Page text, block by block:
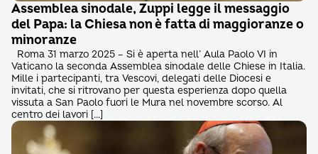
Assemblea sinodale, Zuppi legge il messaggio
del Papa: la Chiesa non è fatta di maggioranze o
minoranze
Roma 31 marzo 2025 – Si è aperta nell’ Aula Paolo VI in
Vaticano la seconda Assemblea sinodale delle Chiese in Italia.
Mille i partecipanti, tra Vescovi, delegati delle Diocesi e
invitati, che si ritrovano per questa esperienza dopo quella
vissuta a San Paolo fuori le Mura nel novembre scorso. Al
centro dei lavori […]